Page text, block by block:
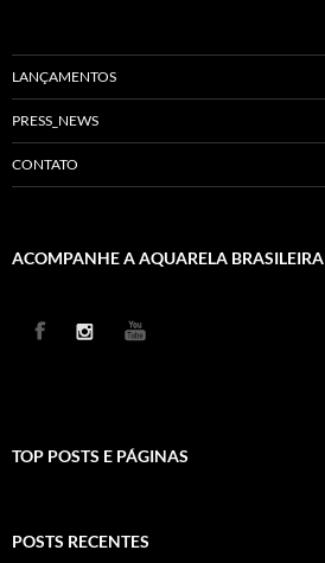
LANÇAMENTOS
PRESS_NEWS
CONTATO
ACOMPANHE A AQUARELA BRASILEIRA
TOP POSTS E PÁGINAS
POSTS RECENTES